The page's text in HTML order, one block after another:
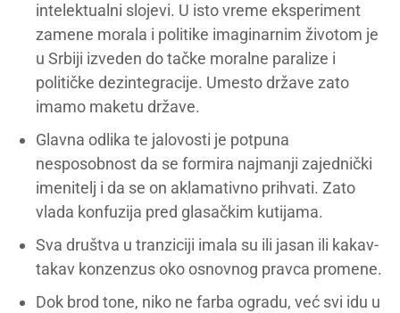
intelektualni slojevi. U isto vreme eksperiment
zamene morala i politike imaginarnim životom je
u Srbiji izveden do tačke moralne paralize i
političke dezintegracije. Umesto države zato
imamo maketu države.
Glavna odlika te jalovosti je potpuna
nesposobnost da se formira najmanji zajednički
imenitelj i da se on aklamativno prihvati. Zato
vlada konfuzija pred glasačkim kutijama.
Sva društva u tranziciji imala su ili jasan ili kakav-
takav konzenzus oko osnovnog pravca promene.
Dok brod tone, niko ne farba ogradu, već svi idu u